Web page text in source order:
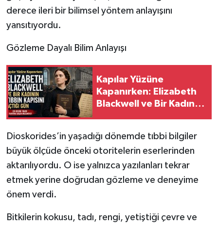
derece ileri bir bilimsel yöntem anlayışını
yansıtıyordu.
Gözleme Dayalı Bilim Anlayışı
Kapılar Yüzüne
Kapanırken: Elizabeth
Blackwell ve Bir Kadının
Dioskorides’in yaşadığı dönemde tıbbi bilgiler
büyük ölçüde önceki otoritelerin eserlerinden
aktarılıyordu. O ise yalnızca yazılanları tekrar
etmek yerine doğrudan gözleme ve deneyime
önem verdi.
Bitkilerin kokusu, tadı, rengi, yetiştiği çevre ve